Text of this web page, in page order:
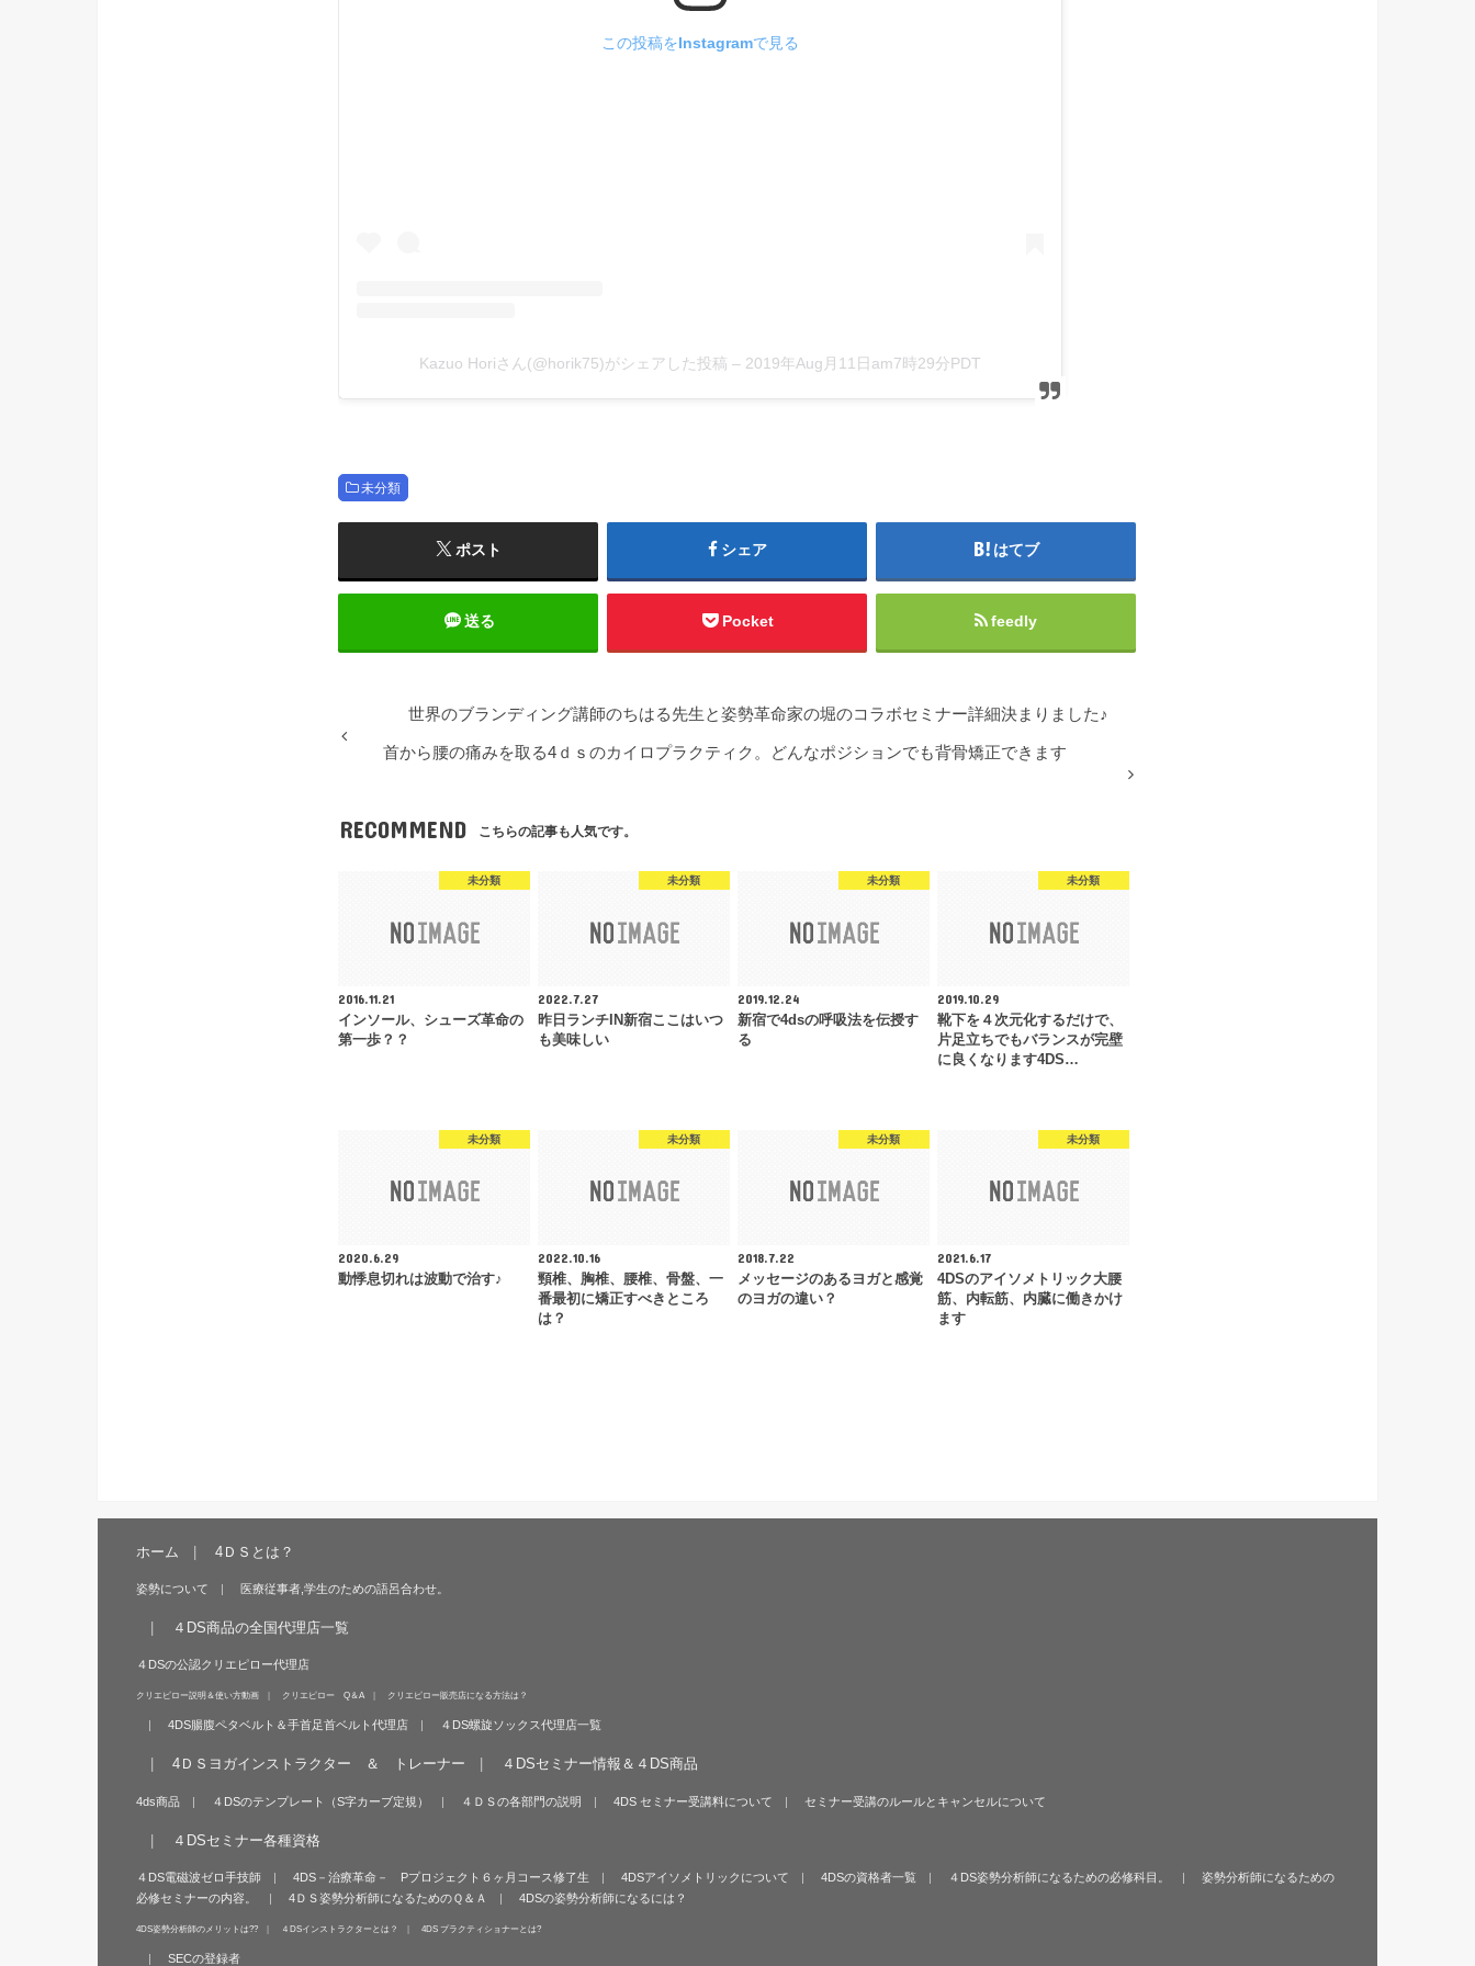
この投稿をInstagramで見る
Kazuo Horiさん(@horik75)がシェアした投稿 – 2019年Aug月11日am7時29分PDT
未分類
ポスト シェア はてブ
送る Pocket feedly
世界のブランディング講師のちはる先生と姿勢革命家の堀のコラボセミナー詳細決まりました♪
首から腰の痛みを取る4ｄｓのカイロプラクティク。どんなポジションでも背骨矯正できます
RECOMMEND こちらの記事も人気です。
未分類
2016.11.21
インソール、シューズ革命の
第一歩？？
未分類
2022.7.27
昨日ランチIN新宿ここはいつ
も美味しい
未分類
2019.12.24
新宿で4dsの呼吸法を伝授す
る
未分類
2019.10.29
靴下を４次元化するだけで、
片足立ちでもバランスが完壁
に良くなります4DS…
未分類
2020.6.29
動悸息切れは波動で治す♪
未分類
2022.10.16
頸椎、胸椎、腰椎、骨盤、一
番最初に矯正すべきところ
は？
未分類
2018.7.22
メッセージのあるヨガと感覚
のヨガの違い？
未分類
2021.6.17
4DSのアイソメトリック大腰
筋、内転筋、内臓に働きかけ
ます
ホーム 4ＤＳとは？
姿勢について 医療従事者,学生のための語呂合わせ。
４DS商品の全国代理店一覧
４DSの公認クリエピロー代理店
クリエピロー説明＆使い方動画 クリエピロー Q＆A クリエピロー販売店になる方法は？
4DS腸腹ペタベルト＆手首足首ベルト代理店 ４DS螺旋ソックス代理店一覧
4ＤＳヨガインストラクター ＆ トレーナー ４DSセミナー情報＆４DS商品
4ds商品 ４DSのテンプレート（S字カーブ定規） ４ＤＳの各部門の説明 4DS セミナー受講料について セミナー受講のルールとキャンセルについて
４DSセミナー各種資格
４DS電磁波ゼロ手技師 4DS－治療革命－ Pプロジェクト６ヶ月コース修了生 4DSアイソメトリックについて 4DSの資格者一覧 ４DS姿勢分析師になるための必修科目。
姿勢分析師になるための
必修セミナーの内容。
4ＤＳ姿勢分析師になるためのＱ＆Ａ 4DSの姿勢分析師になるには？
4DS姿勢分析師のメリットは?? ４DSインストラクターとは？ 4DS プラクティショナーとは?
SECの登録者